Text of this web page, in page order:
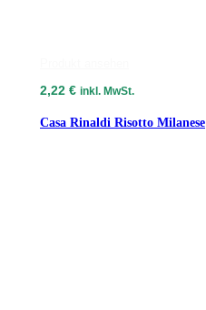
2,22 € inkl. MwSt.
Casa Rinaldi Risotto Milanese